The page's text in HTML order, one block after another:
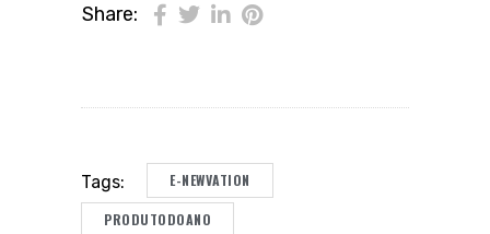
Share:
Tags: E-NEWVATION
PRODUTODOANO